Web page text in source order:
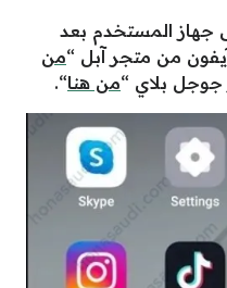
جهاز المستخدم بعد
من متجر آبل “من
جوجل بلاي “من هنا“.